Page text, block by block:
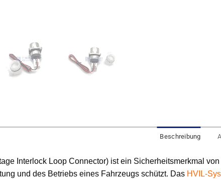
Beschreibung
Interlock Loop Connector) ist ein Sicherheitsmerkmal
und des Betriebs eines Fahrzeugs schützt. Das HVIL-